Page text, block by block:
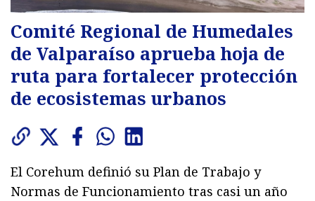
Comité Regional de Humedales
de Valparaíso aprueba hoja de
ruta para fortalecer protección
de ecosistemas urbanos
El Corehum definió su Plan de Trabajo y
Normas de Funcionamiento tras casi un año